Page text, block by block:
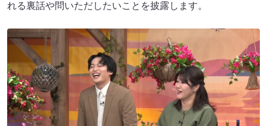
れる裏話や問いただしたいことを披露します。